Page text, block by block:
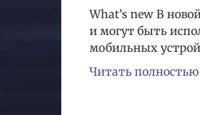
What’s new В
и могут быть
мобильных
Читать полностью